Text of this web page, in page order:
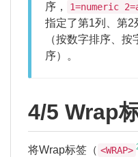
序，
1=numeric
指定了第1列、第2
（按数字排序、
序）。
4/5 Wrap
将Wrap标签（ <WRAP>